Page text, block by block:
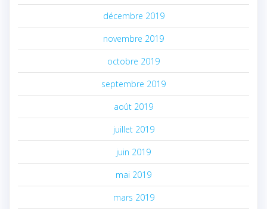
décembre 2019
novembre 2019
octobre 2019
septembre 2019
août 2019
juillet 2019
juin 2019
mai 2019
mars 2019